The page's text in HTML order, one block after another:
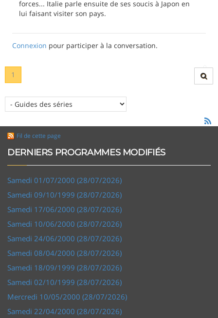
forces... Italie parle ensuite de ses soucis à Japon en
lui faisant visiter son pays.
Connexion pour participer à la conversation.
1
Fil de cette page
DERNIERS PROGRAMMES MODIFIÉS
Samedi 01/07/2000 (28/07/2026)
Samedi 09/10/1999 (28/07/2026)
Samedi 17/06/2000 (28/07/2026)
Samedi 10/06/2000 (28/07/2026)
Samedi 24/06/2000 (28/07/2026)
Samedi 08/04/2000 (28/07/2026)
Samedi 18/09/1999 (28/07/2026)
Samedi 02/10/1999 (28/07/2026)
Mercredi 10/05/2000 (28/07/2026)
Samedi 22/04/2000 (28/07/2026)